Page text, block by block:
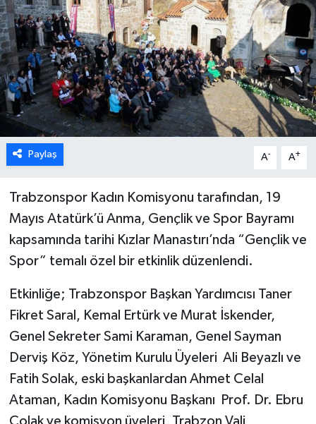
Paylaş A- A+
Trabzonspor Kadın Komisyonu tarafından, 19
Mayıs Atatürk’ü Anma, Gençlik ve Spor Bayramı
kapsamında tarihi Kızlar Manastırı’nda “Gençlik ve
Spor” temalı özel bir etkinlik düzenlendi.
Etkinliğe; Trabzonspor Başkan Yardımcısı Taner
Fikret Saral, Kemal Ertürk ve Murat İskender,
Genel Sekreter Sami Karaman, Genel Sayman
Derviş Köz, Yönetim Kurulu Üyeleri Ali Beyazlı ve
Fatih Solak, eski başkanlardan Ahmet Celal
Ataman, Kadın Komisyonu Başkanı Prof. Dr. Ebru